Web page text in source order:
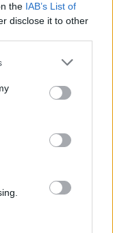
the IAB’s List of
disclose it to other
|